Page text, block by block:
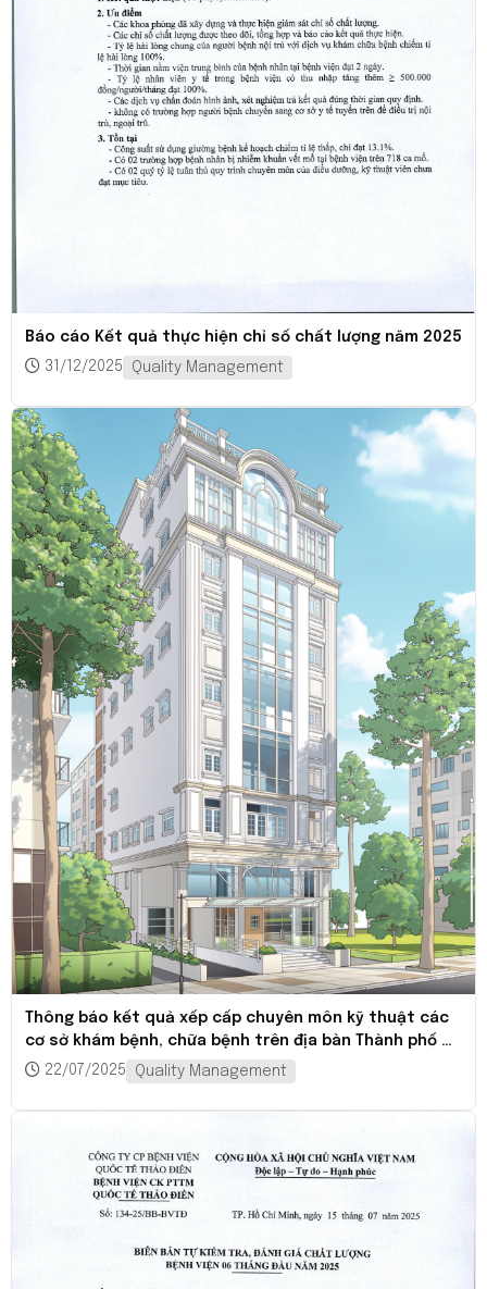
Báo cáo Kết quả thực hiện chỉ số chất lượng năm 2025
31/12/2025
Quality Management
Thông báo kết quả xếp cấp chuyên môn kỹ thuật các
cơ sở khám bệnh, chữa bệnh trên địa bàn Thành phố Hồ
Chí Minh
22/07/2025 Quality Management